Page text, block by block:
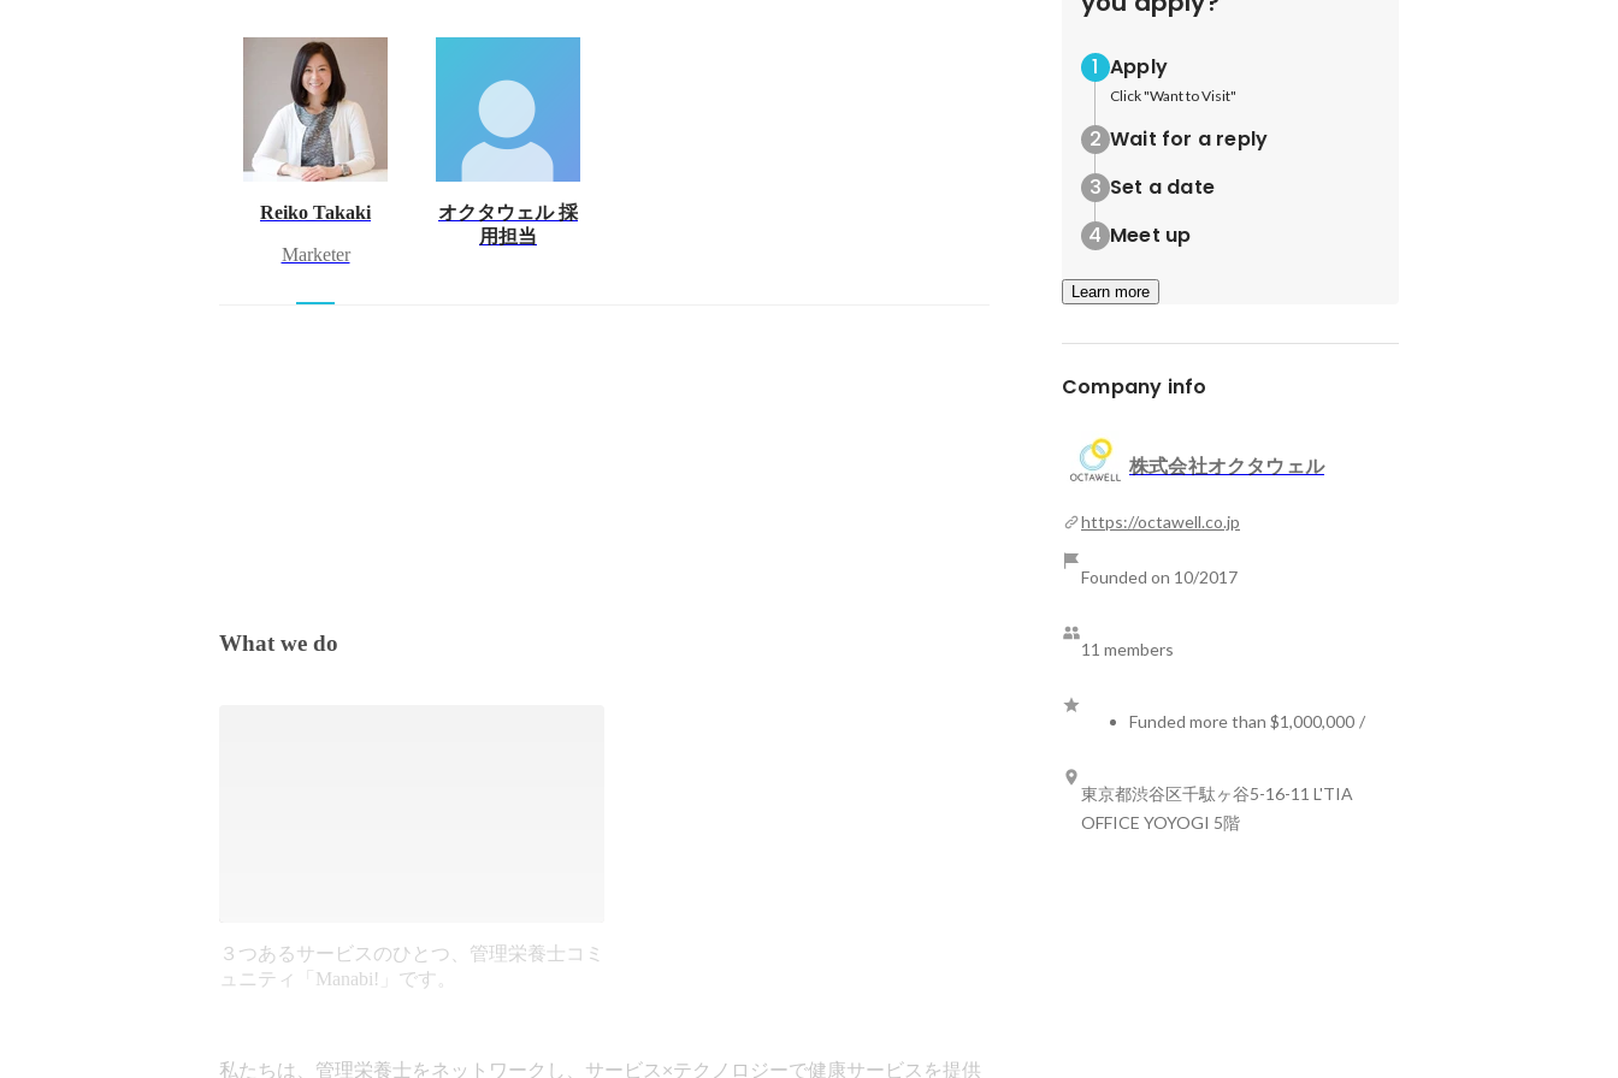
Reiko Takaki
Marketer
オクタウェル 採
用担当
What we do
３つあるサービスのひとつ、管理栄養士コミ
ュニティ「Manabi!」です。
私たちは、管理栄養士をネットワークし、サービス×テクノロジーで健康サービスを提供
Apply
Click "Want to Visit"
Wait for a reply
Set a date
Meet up
Learn more
Company info
株式会社オクタウェル
https://octawell.co.jp
Founded on 10/2017
11 members
Funded more than $1,000,000 /
東京都渋谷区千駄ヶ谷5-16-11 L'TIA
OFFICE YOYOGI 5階